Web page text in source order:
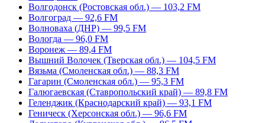
Волгодонск (Ростовская обл.) — 103,2 FM
Волгоград — 92,6 FM
Волноваха (ДНР) — 99,5 FM
Вологда — 96,0 FM
Воронеж — 89,4 FM
Вышний Волочек (Тверская обл.) — 104,5 FM
Вязьма (Смоленская обл.) — 88,3 FM
Гагарин (Смоленская обл.) — 95,3 FM
Галюгаевская (Ставропольский край) — 89,8 FM
Геленджик (Краснодарский край) — 93,1 FM
Геническ (Херсонская обл.) — 96,6 FM